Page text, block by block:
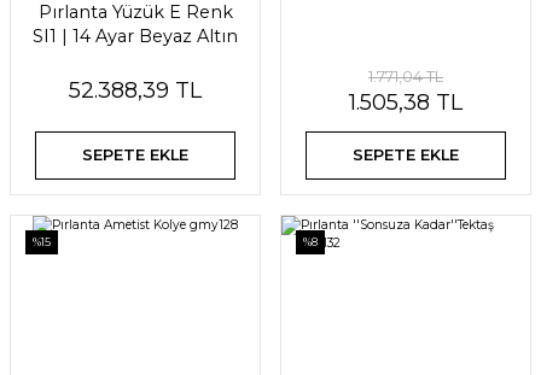
Pırlanta Yüzük E Renk
SI1 | 14 Ayar Beyaz Altın
52.388,39 TL
SEPETE EKLE
1.771,04 TL
1.505,38 TL
SEPETE EKLE
%15 %8